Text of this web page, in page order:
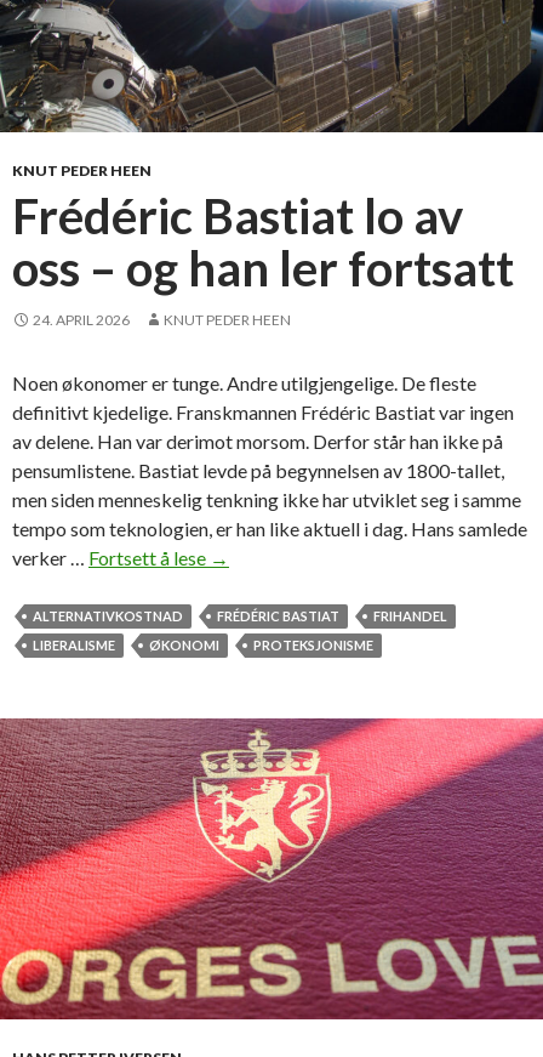
n
s
a
t
s
l
r
n
a
d
KNUT PEDER HEEN
Frédéric Bastiat lo av
oss – og han ler fortsatt
24. APRIL 2026 KNUT PEDER HEEN
Noen økonomer er tunge. Andre utilgjengelige. De fleste
definitivt kjedelige. Franskmannen Frédéric Bastiat var ingen
av delene. Han var derimot morsom. Derfor står han ikke på
pensumlistene. Bastiat levde på begynnelsen av 1800-tallet,
men siden menneskelig tenkning ikke har utviklet seg i samme
tempo som teknologien, er han like aktuell i dag. Hans samlede
verker … Fortsett å lese F
é
d
i
c
B
a
s
t
i
a
t
l
o
→
ALTERNATIVKOSTNAD FRÉDÉRIC BASTIAT
FRIHANDEL
LIBERALISME
ØKONOMI PROTEKSJONISME